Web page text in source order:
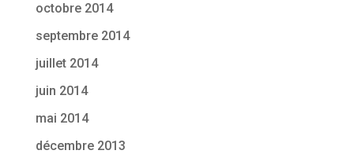
octobre 2014
septembre 2014
juillet 2014
juin 2014
mai 2014
décembre 2013